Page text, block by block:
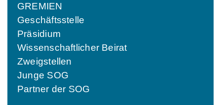
GREMIEN
Geschäftsstelle
Präsidium
Wissenschaftlicher Beirat
Zweigstellen
Junge SOG
Partner der SOG